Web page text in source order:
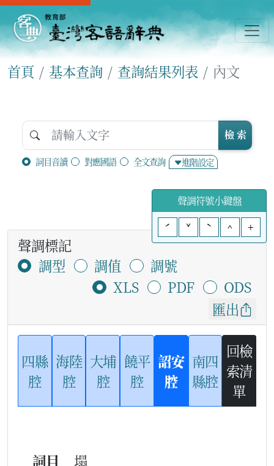
首頁 基本查詢 查詢結果列表 內文
詞目音讀 對應國語 全文查詢 進階設定
檢 索
聲調符號小鍵盤
ˊ
ˇ ˋ ^ +
聲調標記
調型
調值
調號
XLS
PDF
ODS
匯出
四縣
腔
海陸
腔
大埔
腔
饒平
腔
詔安
腔
南四
縣腔
回檢
索清
單
詞目
塌